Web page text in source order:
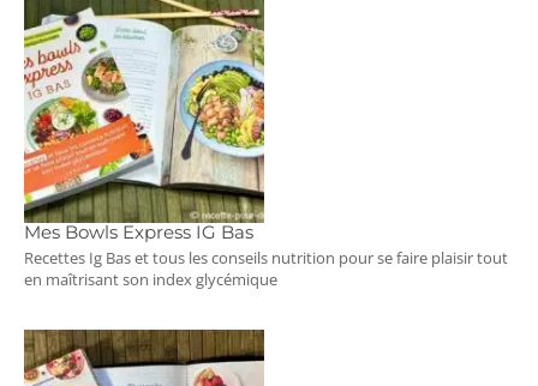
Mes Bowls Express IG Bas
Recettes Ig Bas et tous les conseils nutrition pour se faire plaisir tout
en maîtrisant son index glycémique